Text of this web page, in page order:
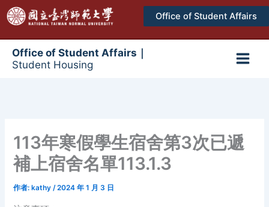
至
Office of Student Affairs
Office of Student Affairs｜
Student Housing
113年寒假學生宿舍第3次已遞
補上宿舍名單113.1.3
作者: kathy/2024 年 1 月 3 日